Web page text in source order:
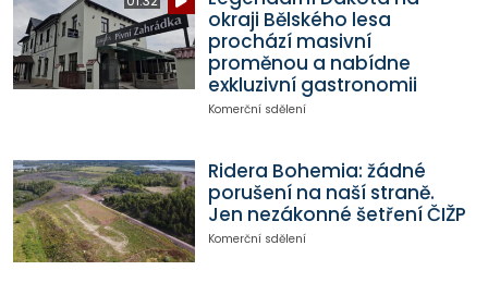
okraji Bělského lesa
prochází masivní
proměnou a nabídne
exkluzivní gastronomii
Komerční sdělení
Ridera Bohemia: žádné
porušení na naší straně.
Jen nezákonné šetření ČIŽP
Komerční sdělení